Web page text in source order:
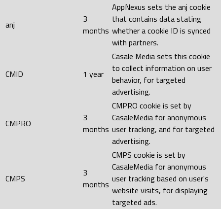
anj
3
months
AppNexus sets the anj cookie
that contains data stating
whether a cookie ID is synced
with partners.
CMID 1 year
Casale Media sets this cookie
to collect information on user
behavior, for targeted
advertising.
CMPRO
3
months
CMPRO cookie is set by
CasaleMedia for anonymous
user tracking, and for targeted
advertising.
CMPS
3
months
CMPS cookie is set by
CasaleMedia for anonymous
user tracking based on user's
website visits, for displaying
targeted ads.